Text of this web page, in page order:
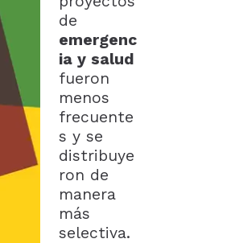
de
emergenc
ia y salud
fueron
menos
frecuente
s y se
distribuye
ron de
manera
más
selectiva.